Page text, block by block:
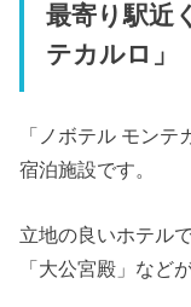
最寄り駅近
テカルロ」
「ノボテル モン
宿泊施設です。
立地の良いホテル
「大公宮殿」など